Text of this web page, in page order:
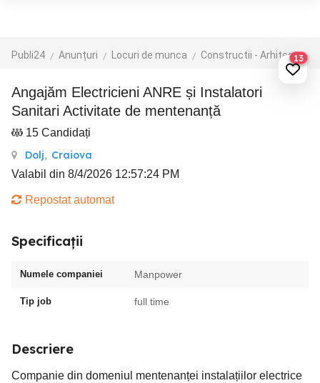
Publi24 Anunțuri Locuri de munca Constructii - Arhitectura - Design13
Angajăm Electricieni ANRE și Instalatori
Sanitari Activitate de mentenanță
15 Candidați
Dolj, Craiova
Valabil din 8/4/2026 12:57:24 PM
Repostat automat
Specificații
Numele companiei Manpower
Tip job full time
Descriere
Companie din domeniul mentenanței instalațiilor electrice